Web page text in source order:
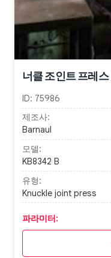
너클 조인트 프레
ID: 75986
제조사:
Barnaul
모델:
KB8342 B
유형:
Knuckle joint press
파라미터: